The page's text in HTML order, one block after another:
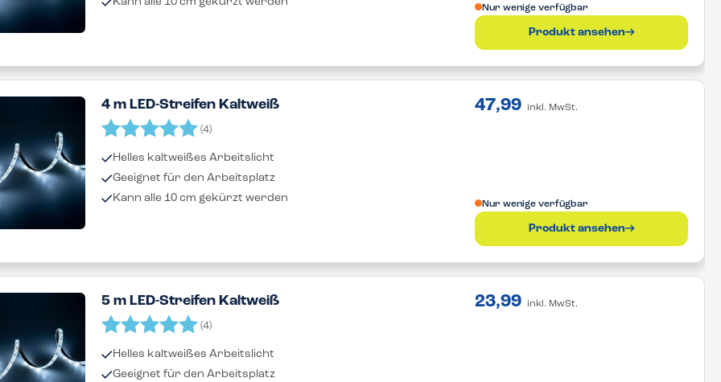
Nur wenige verfügbar
Produkt ansehen
4 m LED-Streifen Kaltweiß
Bewertung: (4)
Helles kaltweißes Arbeitslicht
Geeignet für den Arbeitsplatz
Kann alle 10 cm gekürzt werden
47,99 inkl. MwSt.
Nur wenige verfügbar
Produkt ansehen
5 m LED-Streifen Kaltweiß
Bewertung: (4)
Helles kaltweißes Arbeitslicht
Geeignet für den Arbeitsplatz
23,99 inkl. MwSt.